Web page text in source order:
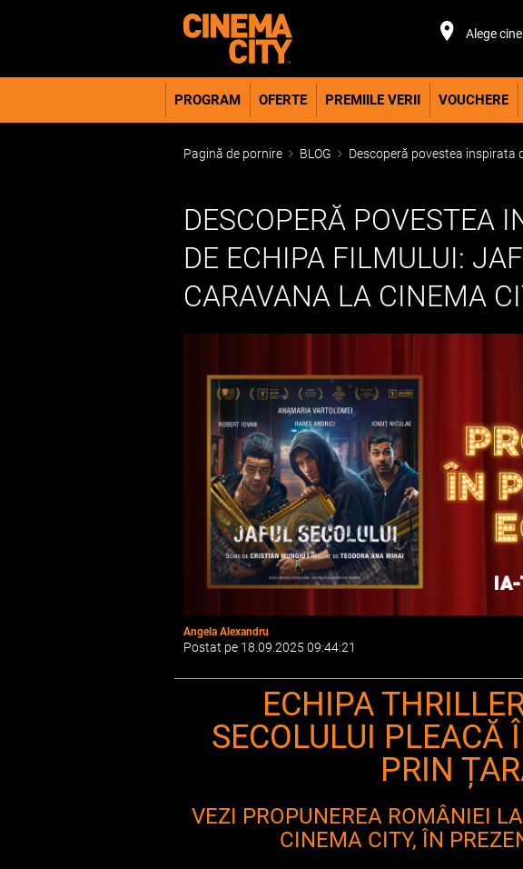
Alege
PROGRAM OFERTE PREMIILE VERII VOUCHERE
Pagină de pornire BLOG Descoperă povestea inspirata
DESCOPERĂ POVESTEA
DE ECHIPA FILMULUI:
CARAVANA LA CINEMA
Angela Alexandru
Postat pe 18.09.2025 09:44:21
ECHIPA
SECOLULUI PLEACĂ
PRIN
VEZI PROPUNEREA ROMÂNIEI
CINEMA CITY, ÎN